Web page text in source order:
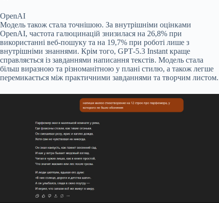
OpenAI
Модель також стала точнішою. За внутрішніми оцінками
OpenAI, частота галюцинацій знизилася на 26,8% при
використанні веб-пошуку та на 19,7% при роботі лише з
внутрішніми знаннями. Крім того, GPT‑5.3 Instant краще
справляється із завданнями написання текстів. Модель стала
більш виразною та різноманітною у плані стилю, а також легше
перемикається між практичними завданнями та творчим листом.